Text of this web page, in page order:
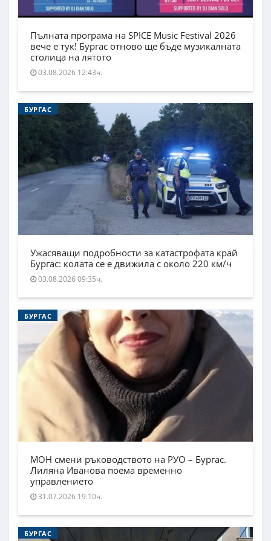
Пълната програма на SPICE Music Festival 2026
вече е тук! Бургас отново ще бъде музикалната
столица на лятото
03.08.2026 12:43ч.
БУРГАС
Ужасяващи подробности за катастрофата край
Бургас: колата се е движила с около 220 км/ч
03.08.2026 09:35ч.
БУРГАС
МОН смени ръководството на РУО – Бургас.
Лиляна Иванова поема временно
управлението
31.07.2026 19:10ч.
БУРГАС